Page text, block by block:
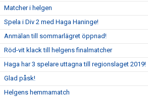
Matcher i helgen
Spela i Div 2 med Haga Haninge!
Anmälan till sommarlägret öppnad!
Röd-vit klack till helgens finalmatcher
Haga har 3 spelare uttagna till regionslaget 2019!
Glad påsk!
Helgens hemmamatch